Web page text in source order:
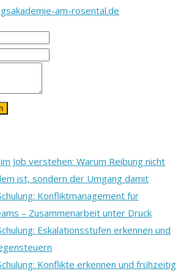
am-rosental.de
Job verstehen: Warum Reibung nicht
ist, sondern der Umgang damit
Konfliktmanagement für
– Zusammenarbeit unter Druck
Eskalationsstufen erkennen und
Konflikte erkennen und frühzeitig